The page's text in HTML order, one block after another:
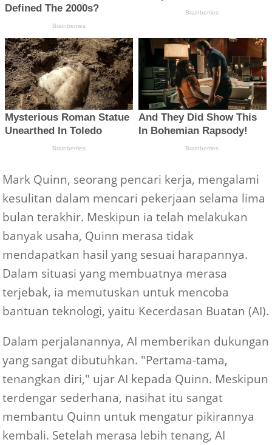
Mark Quinn, seorang pencari kerja, mengalami
kesulitan dalam mencari pekerjaan selama lima
bulan terakhir. Meskipun ia telah melakukan
banyak usaha, Quinn merasa tidak
mendapatkan hasil yang sesuai harapannya.
Dalam situasi yang membuatnya merasa
terjebak, ia memutuskan untuk mencoba
bantuan teknologi, yaitu Kecerdasan Buatan (AI).
Dalam perjalanannya, AI memberikan dukungan
yang sangat dibutuhkan. "Pertama-tama,
tenangkan diri," ujar AI kepada Quinn. Meskipun
terdengar sederhana, nasihat itu sangat
membantu Quinn untuk mengatur pikirannya
kembali. Setelah merasa lebih tenang, AI